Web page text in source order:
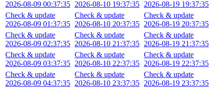
2026-08-09 00:37:35
Check & update
2026-08-09 01:37:35
Check & update
2026-08-09 02:37:35
Check & update
2026-08-09 03:37:35
Check & update
2026-08-09 04:37:35
2026-08-10 19:37:35
Check & update
2026-08-10 20:37:35
Check & update
2026-08-10 21:37:35
Check & update
2026-08-10 22:37:35
Check & update
2026-08-10 23:37:35
2026-08-19 19:37:35
Check & update
2026-08-19 20:37:35
Check & update
2026-08-19 21:37:35
Check & update
2026-08-19 22:37:35
Check & update
2026-08-19 23:37:35